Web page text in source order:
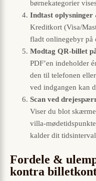
børnekategorier
Indtast oplysninger
Kreditkort (Visa/
fladt onlinegebyr på
Modtag QR-billet
PDF’en indeholder
den til telefonen
ved indgangen kan
Scan ved
Viser du blot
villa-
kalder dit
Fordele &
kontra